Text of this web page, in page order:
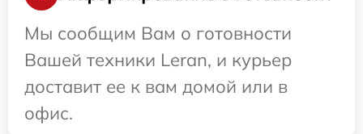
Мы сообщим Вам о готовности
Вашей техники Leran, и курьер
доставит ее к вам домой или в
офис.